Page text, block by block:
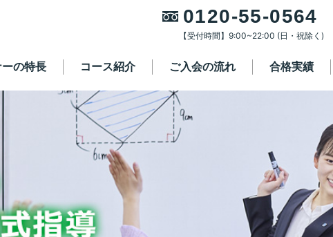
0120-55-0564
【受付時間】9:00~22:00 (日・祝除く)
の特長 コース紹介 ご入会の流れ 合格実績